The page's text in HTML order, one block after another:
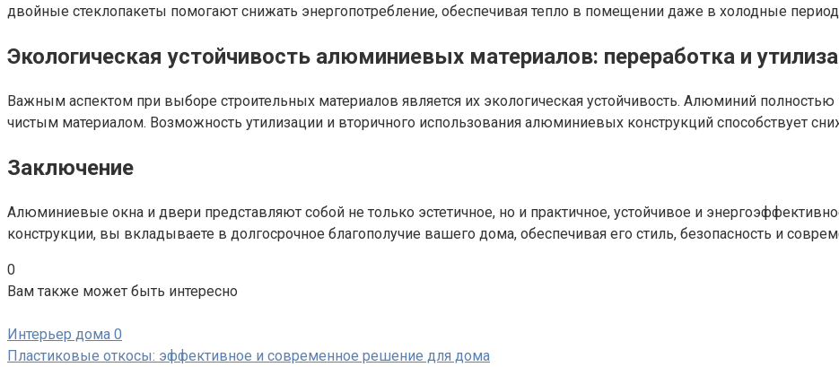
двойные стеклопакеты помогают снижать энергопотребление, обеспечивая тепло в помещении даже в холодные
Экологическая устойчивость алюминиевых материалов: переработка и
Важным аспектом при выборе строительных материалов является их экологическая устойчивость. Алюминий полностью
чистым материалом. Возможность утилизации и вторичного использования алюминиевых конструкций способствует
Заключение
Алюминиевые окна и двери представляют собой не только эстетичное, но и практичное, устойчивое и
конструкции, вы вкладываете в долгосрочное благополучие вашего дома, обеспечивая его стиль, безопасность и
0
Вам также может быть интересно
Интерьер дома 0
Пластиковые откосы: эффективное и современное решение для дома